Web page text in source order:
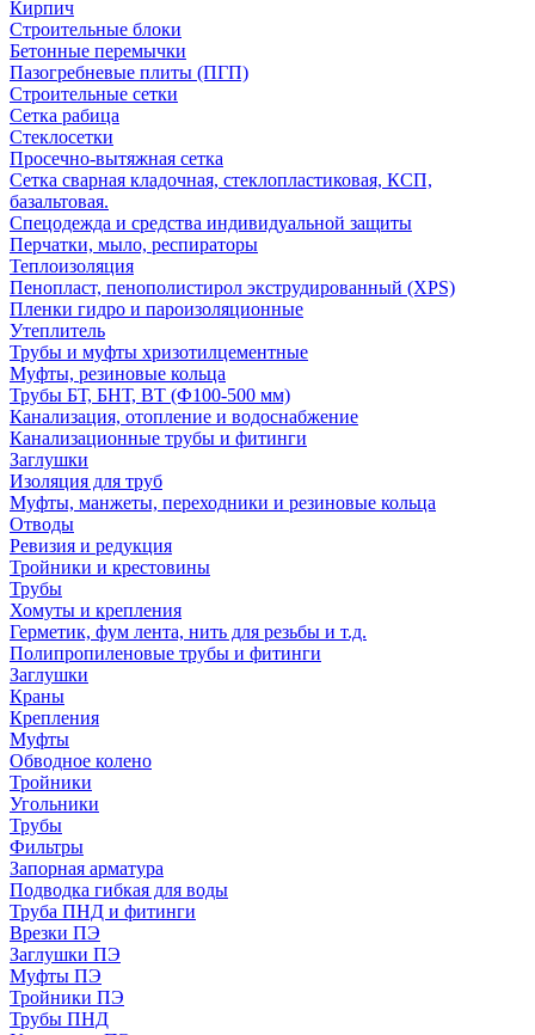
Кирпич
Строительные блоки
Бетонные перемычки
Пазогребневые плиты (ПГП)
Строительные сетки
Сетка рабица
Стеклосетки
Просечно-вытяжная сетка
Сетка сварная кладочная, стеклопластиковая, КСП,
базальтовая.
Спецодежда и средства индивидуальной защиты
Перчатки, мыло, респираторы
Теплоизоляция
Пенопласт, пенополистирол экструдированный (XPS)
Пленки гидро и пароизоляционные
Утеплитель
Трубы и муфты хризотилцементные
Муфты, резиновые кольца
Трубы БТ, БНТ, ВТ (Ф100-500 мм)
Канализация, отопление и водоснабжение
Канализационные трубы и фитинги
Заглушки
Изоляция для труб
Муфты, манжеты, переходники и резиновые кольца
Отводы
Ревизия и редукция
Тройники и крестовины
Трубы
Хомуты и крепления
Герметик, фум лента, нить для резьбы и т.д.
Полипропиленовые трубы и фитинги
Заглушки
Краны
Крепления
Муфты
Обводное колено
Тройники
Угольники
Трубы
Фильтры
Запорная арматура
Подводка гибкая для воды
Труба ПНД и фитинги
Врезки ПЭ
Заглушки ПЭ
Муфты ПЭ
Тройники ПЭ
Трубы ПНД